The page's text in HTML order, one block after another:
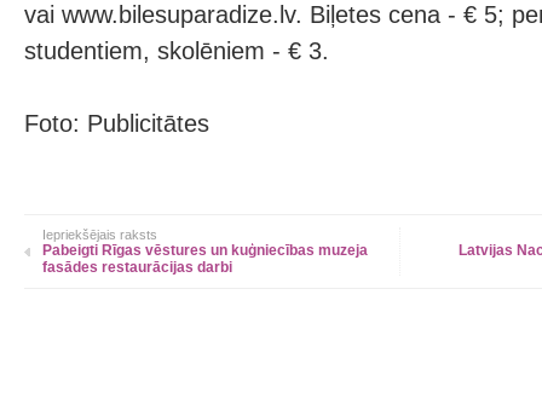
vai www.bilesuparadize.lv. Biļetes cena - € 5;
studentiem, skolēniem - € 3.
Foto: Publicitātes
Iepriekšējais raksts
Pabeigti Rīgas vēstures un kuģniecības muzeja
fasādes restaurācijas darbi
Latvijas